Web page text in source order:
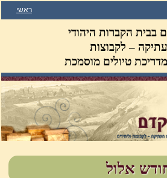
ראשי
בבית הקברות היהודי
– לקבוצות
טיולים מוסמכת
אלול